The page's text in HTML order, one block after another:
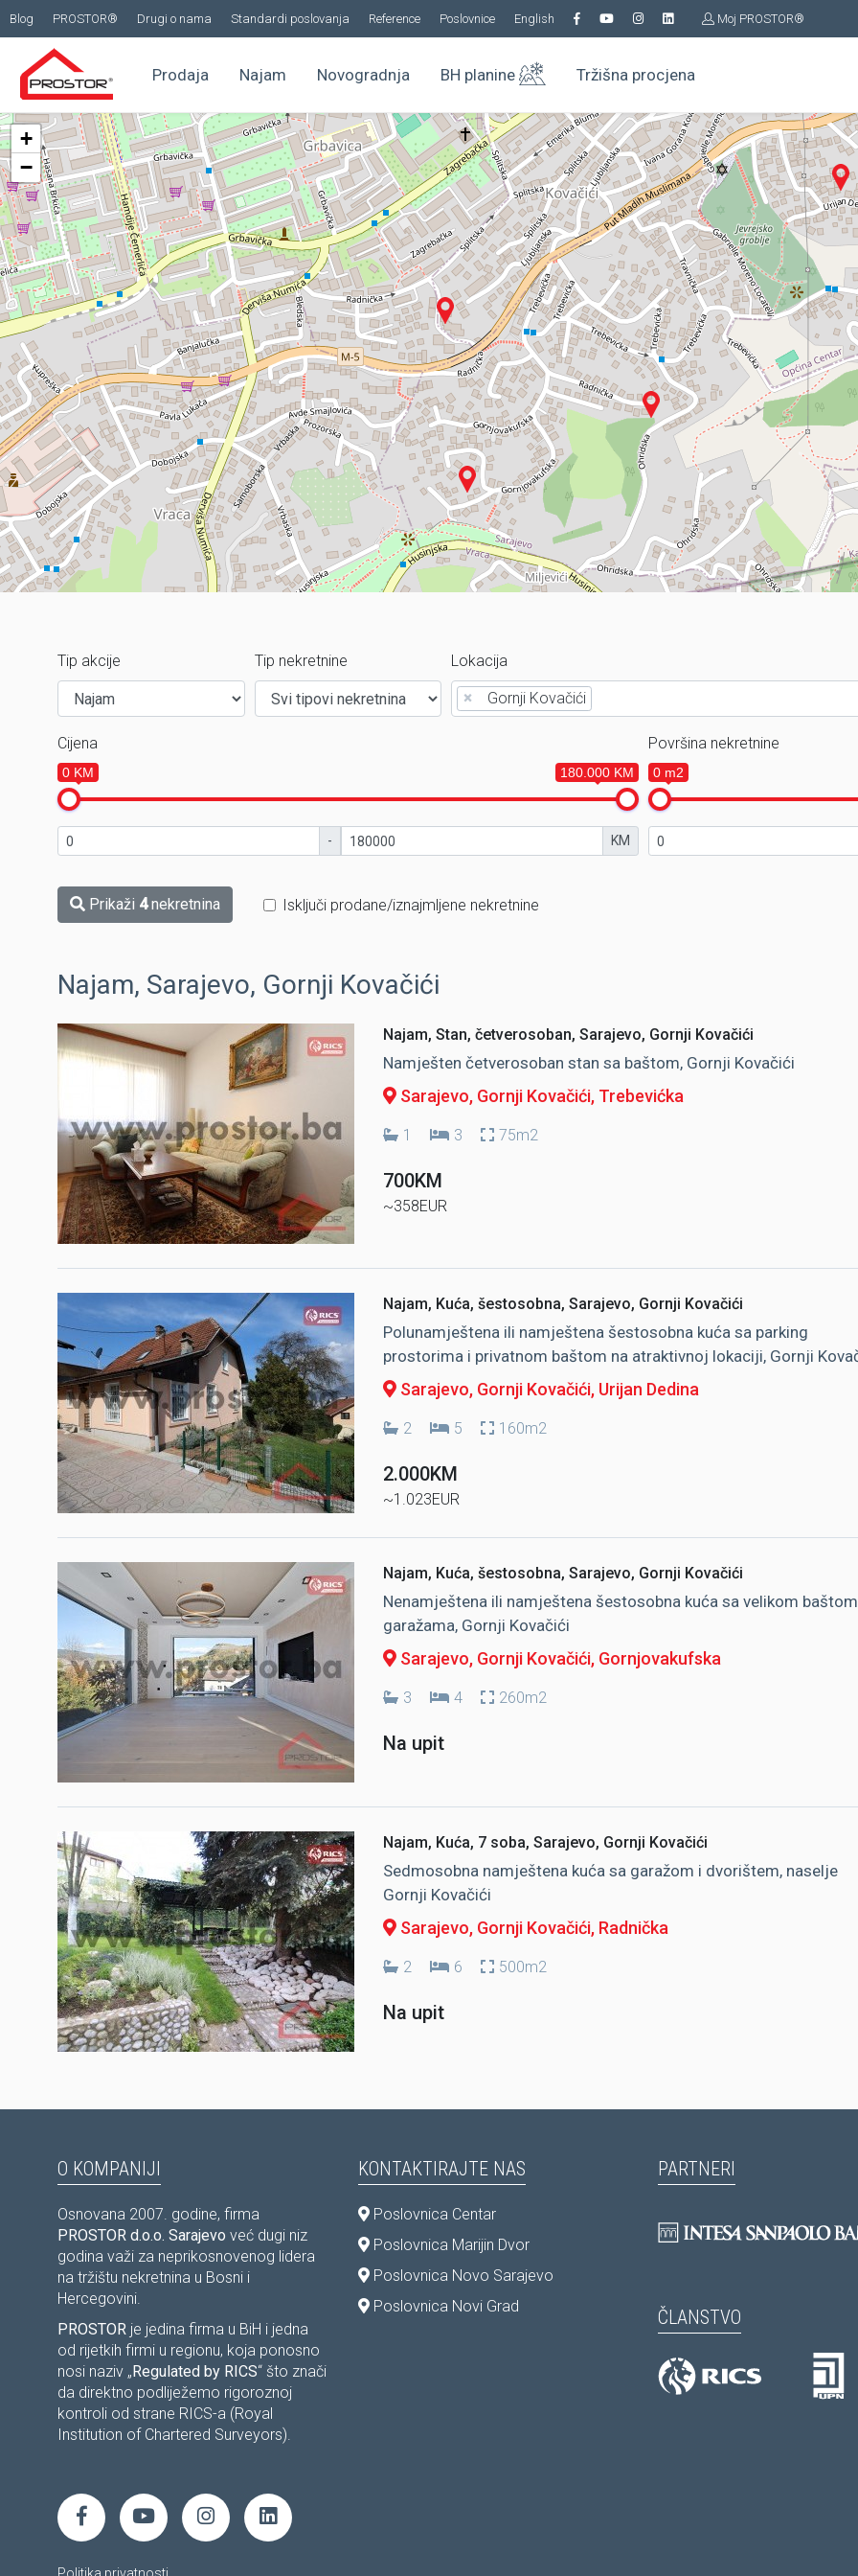
Blog PROSTOR® Drugi o nama Standardi poslovanja Reference Poslovnice English Moj PROSTOR®
Prodaja Najam Novogradnja BH planine Tržišna procjena
+
−
Tip akcije Tip nekretnine Lokacija
× Gornji Kovačići
Cijena
0 KM 180.000 KM
- KM
Površina nekretnine
0 m2
Prikaži 4nekretnina Isključi prodane/iznajmljene nekretnine
Najam, Sarajevo, Gornji Kovačići
Najam, Stan, četverosoban, Sarajevo, Gornji Kovačići
Namješten četverosoban stan sa baštom, Gornji Kovačići
Sarajevo, Gornji Kovačići, Trebevićka
1 3 75m2
700KM
~358EUR
Najam, Kuća, šestosobna, Sarajevo, Gornji Kovačići
Polunamještena ili namještena šestosobna kuća sa parking
prostorima i privatnom baštom na atraktivnoj lokaciji, Gornji
Sarajevo, Gornji Kovačići, Urijan Dedina
2 5 160m2
2.000KM
~1.023EUR
Najam, Kuća, šestosobna, Sarajevo, Gornji Kovačići
Nenamještena ili namještena šestosobna kuća sa velikom
garažama, Gornji Kovačići
Sarajevo, Gornji Kovačići, Gornjovakufska
3 4 260m2
Na upit
Najam, Kuća, 7 soba, Sarajevo, Gornji Kovačići
Sedmosobna namještena kuća sa garažom i dvorištem, naselje
Gornji Kovačići
Sarajevo, Gornji Kovačići, Radnička
2 6 500m2
Na upit
O KOMPANIJI
Osnovana 2007. godine, firma
PROSTOR d.o.o. Sarajevo već dugi niz
godina važi za neprikosnovenog lidera
na tržištu nekretnina u Bosni i
Hercegovini.
PROSTOR je jedina firma u BiH i jedna
od rijetkih firmi u regionu, koja ponosno
nosi naziv „Regulated by RICS“ što znači
da direktno podliježemo rigoroznoj
kontroli od strane RICS-a (Royal
Institution of Chartered Surveyors).
KONTAKTIRAJTE NAS
Poslovnica Centar
Poslovnica Marijin Dvor
Poslovnica Novo Sarajevo
Poslovnica Novi Grad
PARTNERI
ČLANSTVO